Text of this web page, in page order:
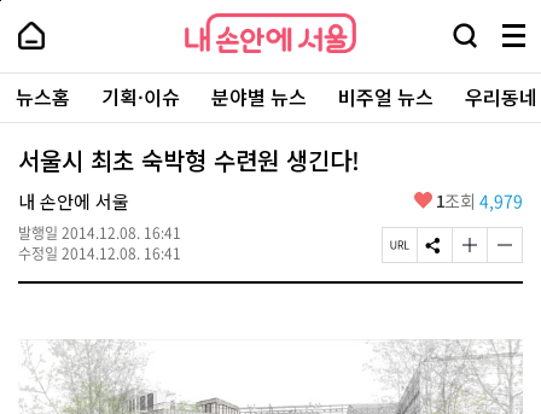
본
로
가
내
손
안
에
서
울
-
서
울
시
대
표
소
털
내
손
에
울
검
창
열
기
메
뉴
전
체
보
주
요
서
뉴스홈 기획·이슈 분야별 뉴스 비주얼 뉴스 우리동
서울시 최초 숙박형 수련원 생긴다!
내 손안에 서울
발행일 2014.12.08. 16:41
수정일 2014.12.08. 16:41
좋
요
1조회 4,979
페
이
R
L
복
사
S
N
유
하
기
글
자
크
게
변
경
글
자
작
게
변
경
페
상
단
로